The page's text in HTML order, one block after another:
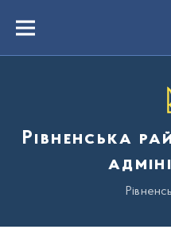
вмістуMenu
Рівненська